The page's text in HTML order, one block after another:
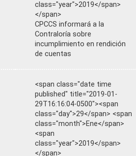
class="year">2019</span>
</span>
CPCCS informará a la
Contraloría sobre
incumplimiento en rendición
de cuentas
<span class="date time
published" title="2019-01-
29T16:16:04-0500"><span
class="day">29</span> <span
class="month">Ene</span>
<span
class="year">2019</span>
</span>